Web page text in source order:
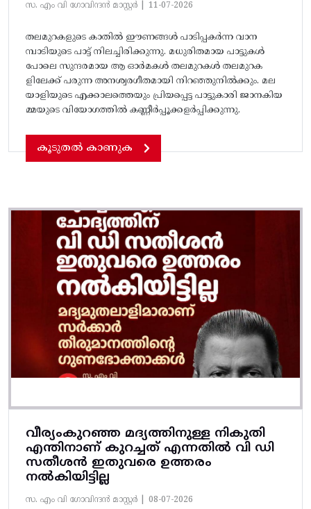
സ. എം വി ഗോവിന്ദൻ മാസ്റ്റർ | 11-07-2026
തലമുറകളുടെ കാതിൽ ഇ‍ൗണങ്ങൾ പാടിപ്പകർന്ന വാന
മ്പാടിയുടെ പാട്ട്‌ നിലച്ചിരിക്കുന്നു. മധുരിതമായ പാട്ടുകൾ
പോലെ സുന്ദരമായ ആ ഓർമകൾ തലമുറകൾ തലമുറക
ളിലേക്ക്‌ പരുന്ന അനശ്വരഗീതമായി നിറഞ്ഞുനിൽക്കും. മല
യാളിയുടെ എക്കാലത്തെയും പ്രിയപ്പെട്ട പാട്ടുകാരി ജാനകിയ
മ്മയുടെ വിയോഗത്തിൽ കണ്ണീർപ്പൂക്കളർപ്പിക്കുന്നു.
കൂടുതൽ കാണുക
വീര്യംകുറഞ്ഞ മദ്യത്തിനുള്ള നികുതി
എന്തിനാണ് കുറച്ചത് എന്നതിൽ വി ഡി
സതീശൻ ഇതുവരെ ഉത്തരം
നൽകിയിട്ടില്ല
സ. എം വി ഗോവിന്ദൻ മാസ്റ്റർ | 08-07-2026